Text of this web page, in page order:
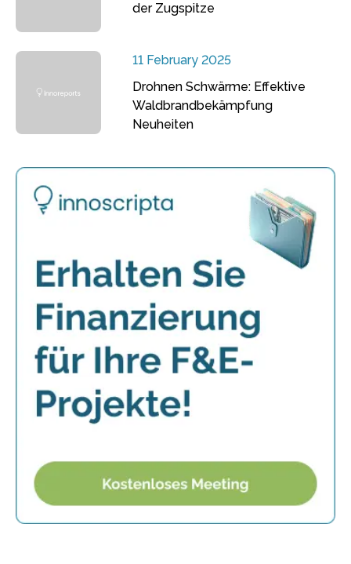
der Zugspitze
11 February 2025
Drohnen Schwärme: Effektive
Waldbrandbekämpfung
Neuheiten